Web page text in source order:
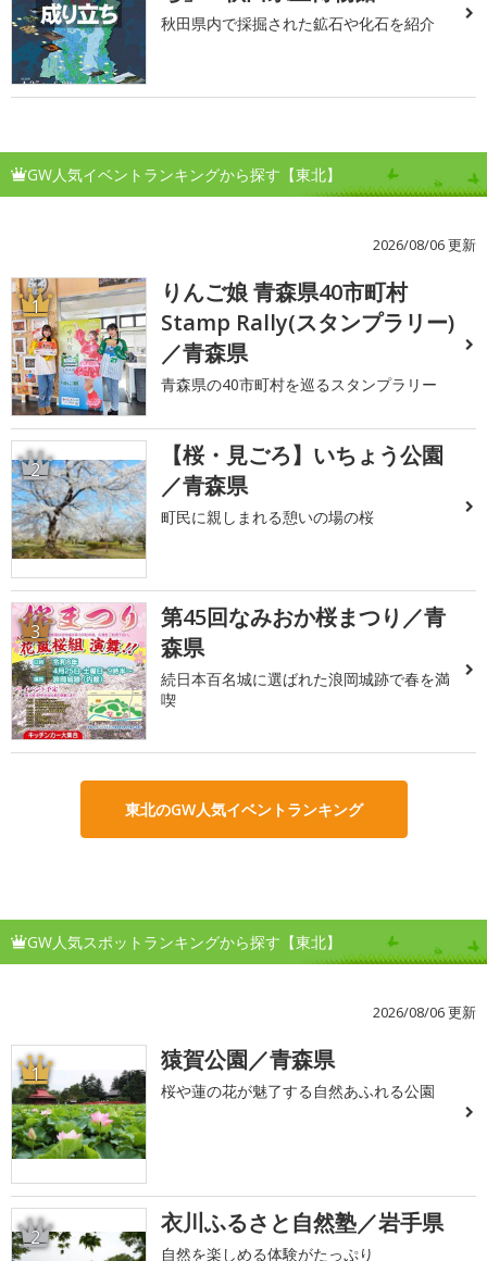
秋田県内で採掘された鉱石や化石を紹介
GW人気イベントランキングから探す【東北】
2026/08/06 更新
1
りんご娘 青森県40市町村
Stamp Rally(スタンプラリー)
／青森県
青森県の40市町村を巡るスタンプラリー
2
【桜・見ごろ】いちょう公園
／青森県
町民に親しまれる憩いの場の桜
3
第45回なみおか桜まつり／青
森県
続日本百名城に選ばれた浪岡城跡で春を満
喫
東北のGW人気イベントランキング
GW人気スポットランキングから探す【東北】
2026/08/06 更新
1 猿賀公園／青森県
桜や蓮の花が魅了する自然あふれる公園
2 衣川ふるさと自然塾／岩手県
自然を楽しめる体験がたっぷり